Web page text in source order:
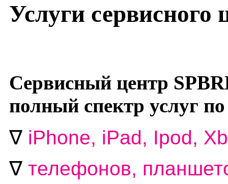
Услуги сервисного
Сервисный центр
полный спектр услуг
∇ iPhone, iPad, Ipod,
∇ телефонов,